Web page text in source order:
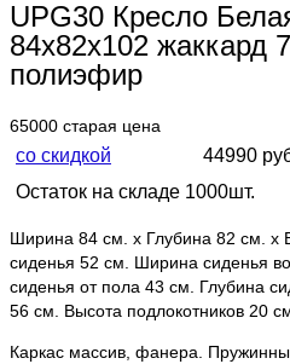
UPG30 Кресло
84х82х102 жаккард
полиэфир
65000 старая цена
со скидкой
44990
Остаток на складе 1000шт.
Ширина 84 см. х Глубина 82 см. х
сиденья 52 см. Ширина сиденья
сиденья от пола 43 см. Глубина
56 см. Высота подлокотников 20
Каркас массив, фанера.